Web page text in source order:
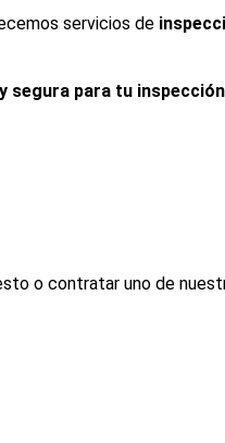
servicios de
segura para tu
o contratar uno de